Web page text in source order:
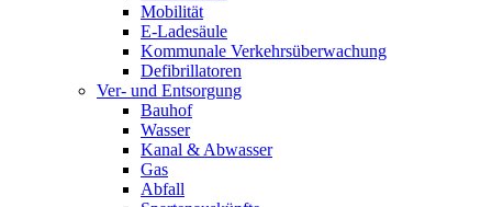
Mobilität
E-Ladesäule
Kommunale Verkehrsüberwachung
Defibrillatoren
Ver- und Entsorgung
Bauhof
Wasser
Kanal & Abwasser
Gas
Abfall